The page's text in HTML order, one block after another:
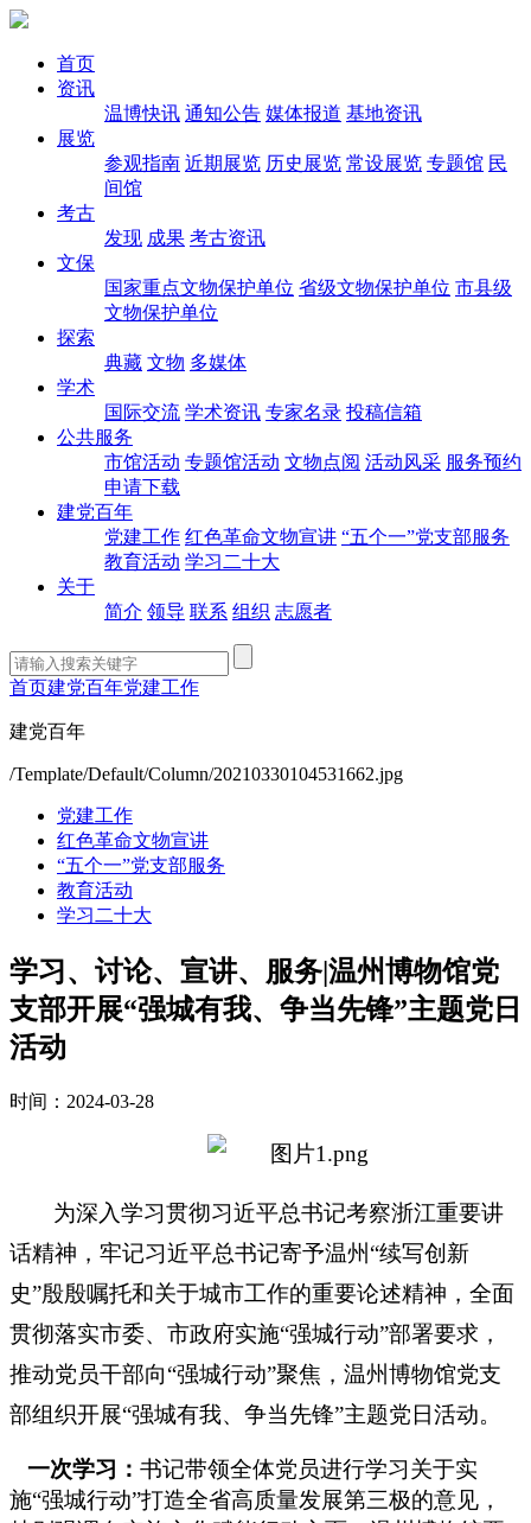
首页
资讯
温博快讯 通知公告 媒体报道 基地资讯
展览
参观指南 近期展览 历史展览 常设展览 专题馆 民
间馆
考古
发现 成果 考古资讯
文保
国家重点文物保护单位 省级文物保护单位 市县级
文物保护单位
探索
典藏 文物 多媒体
学术
国际交流 学术资讯 专家名录 投稿信箱
公共服务
市馆活动 专题馆活动 文物点阅 活动风采 服务预约
申请下载
建党百年
党建工作 红色革命文物宣讲 “五个一”党支部服务
教育活动 学习二十大
关于
简介 领导 联系 组织 志愿者
首页建党百年党建工作
建党百年
/Template/Default/Column/20210330104531662.jpg
党建工作
红色革命文物宣讲
“五个一”党支部服务
教育活动
学习二十大
学习、讨论、宣讲、服务|温州博物馆党
支部开展“强城有我、争当先锋”主题党日
活动
时间：2024-03-28
为深入学习贯彻习近平总书记考察浙江重要讲
话精神，牢记习近平总书记寄予温州“续写创新
史”殷殷嘱托和关于城市工作的重要论述精神，全面
贯彻落实市委、市政府实施“强城行动”部署要求，
推动党员干部向“强城行动”聚焦，温州博物馆党支
部组织开展“强城有我、争当先锋”主题党日活动。
一次学习： 书记带领全体党员进行学习关于实
施“强城行动”打造全省高质量发展第三极的意见，